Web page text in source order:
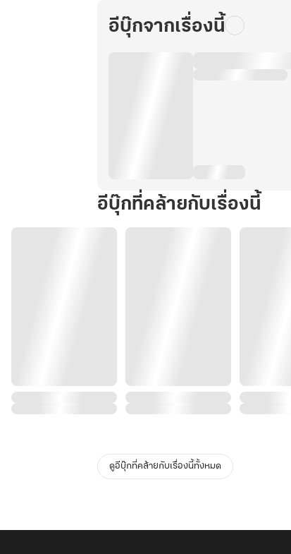
เล่ม
อีบุ๊กจากเรื่องนี้
อีบุ๊กที่คล้ายกับเรื่องนี้
ดูอีบุ๊กที่คล้ายกับเรื่องนี้ทั้งหมด